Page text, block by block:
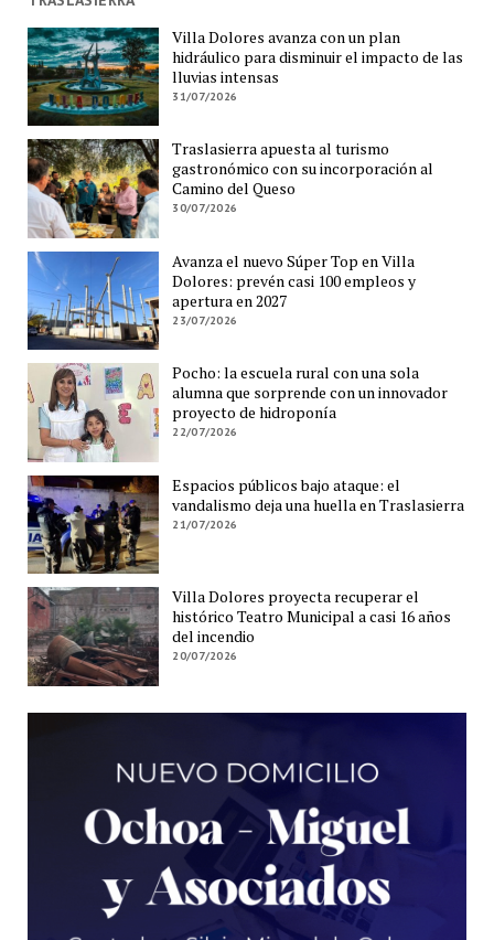
Villa Dolores avanza con un plan
hidráulico para disminuir el impacto de las
lluvias intensas
31/07/2026
Traslasierra apuesta al turismo
gastronómico con su incorporación al
Camino del Queso
30/07/2026
Avanza el nuevo Súper Top en Villa
Dolores: prevén casi 100 empleos y
apertura en 2027
23/07/2026
Pocho: la escuela rural con una sola
alumna que sorprende con un innovador
proyecto de hidroponía
22/07/2026
Espacios públicos bajo ataque: el
vandalismo deja una huella en Traslasierra
21/07/2026
Villa Dolores proyecta recuperar el
histórico Teatro Municipal a casi 16 años
del incendio
20/07/2026